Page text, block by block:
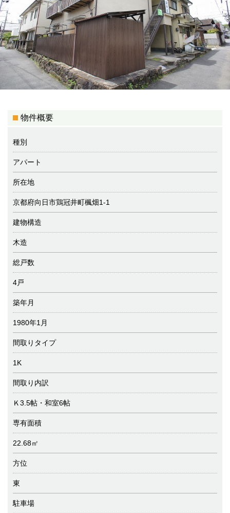
物件概要
種別
アパート
所在地
京都府向日市鶏冠井町楓畑1-1
建物構造
木造
総戸数
4戸
築年月
1980年1月
間取りタイプ
1K
間取り内訳
Ｋ3.5帖・和室6帖
専有面積
22.68㎡
方位
東
駐車場